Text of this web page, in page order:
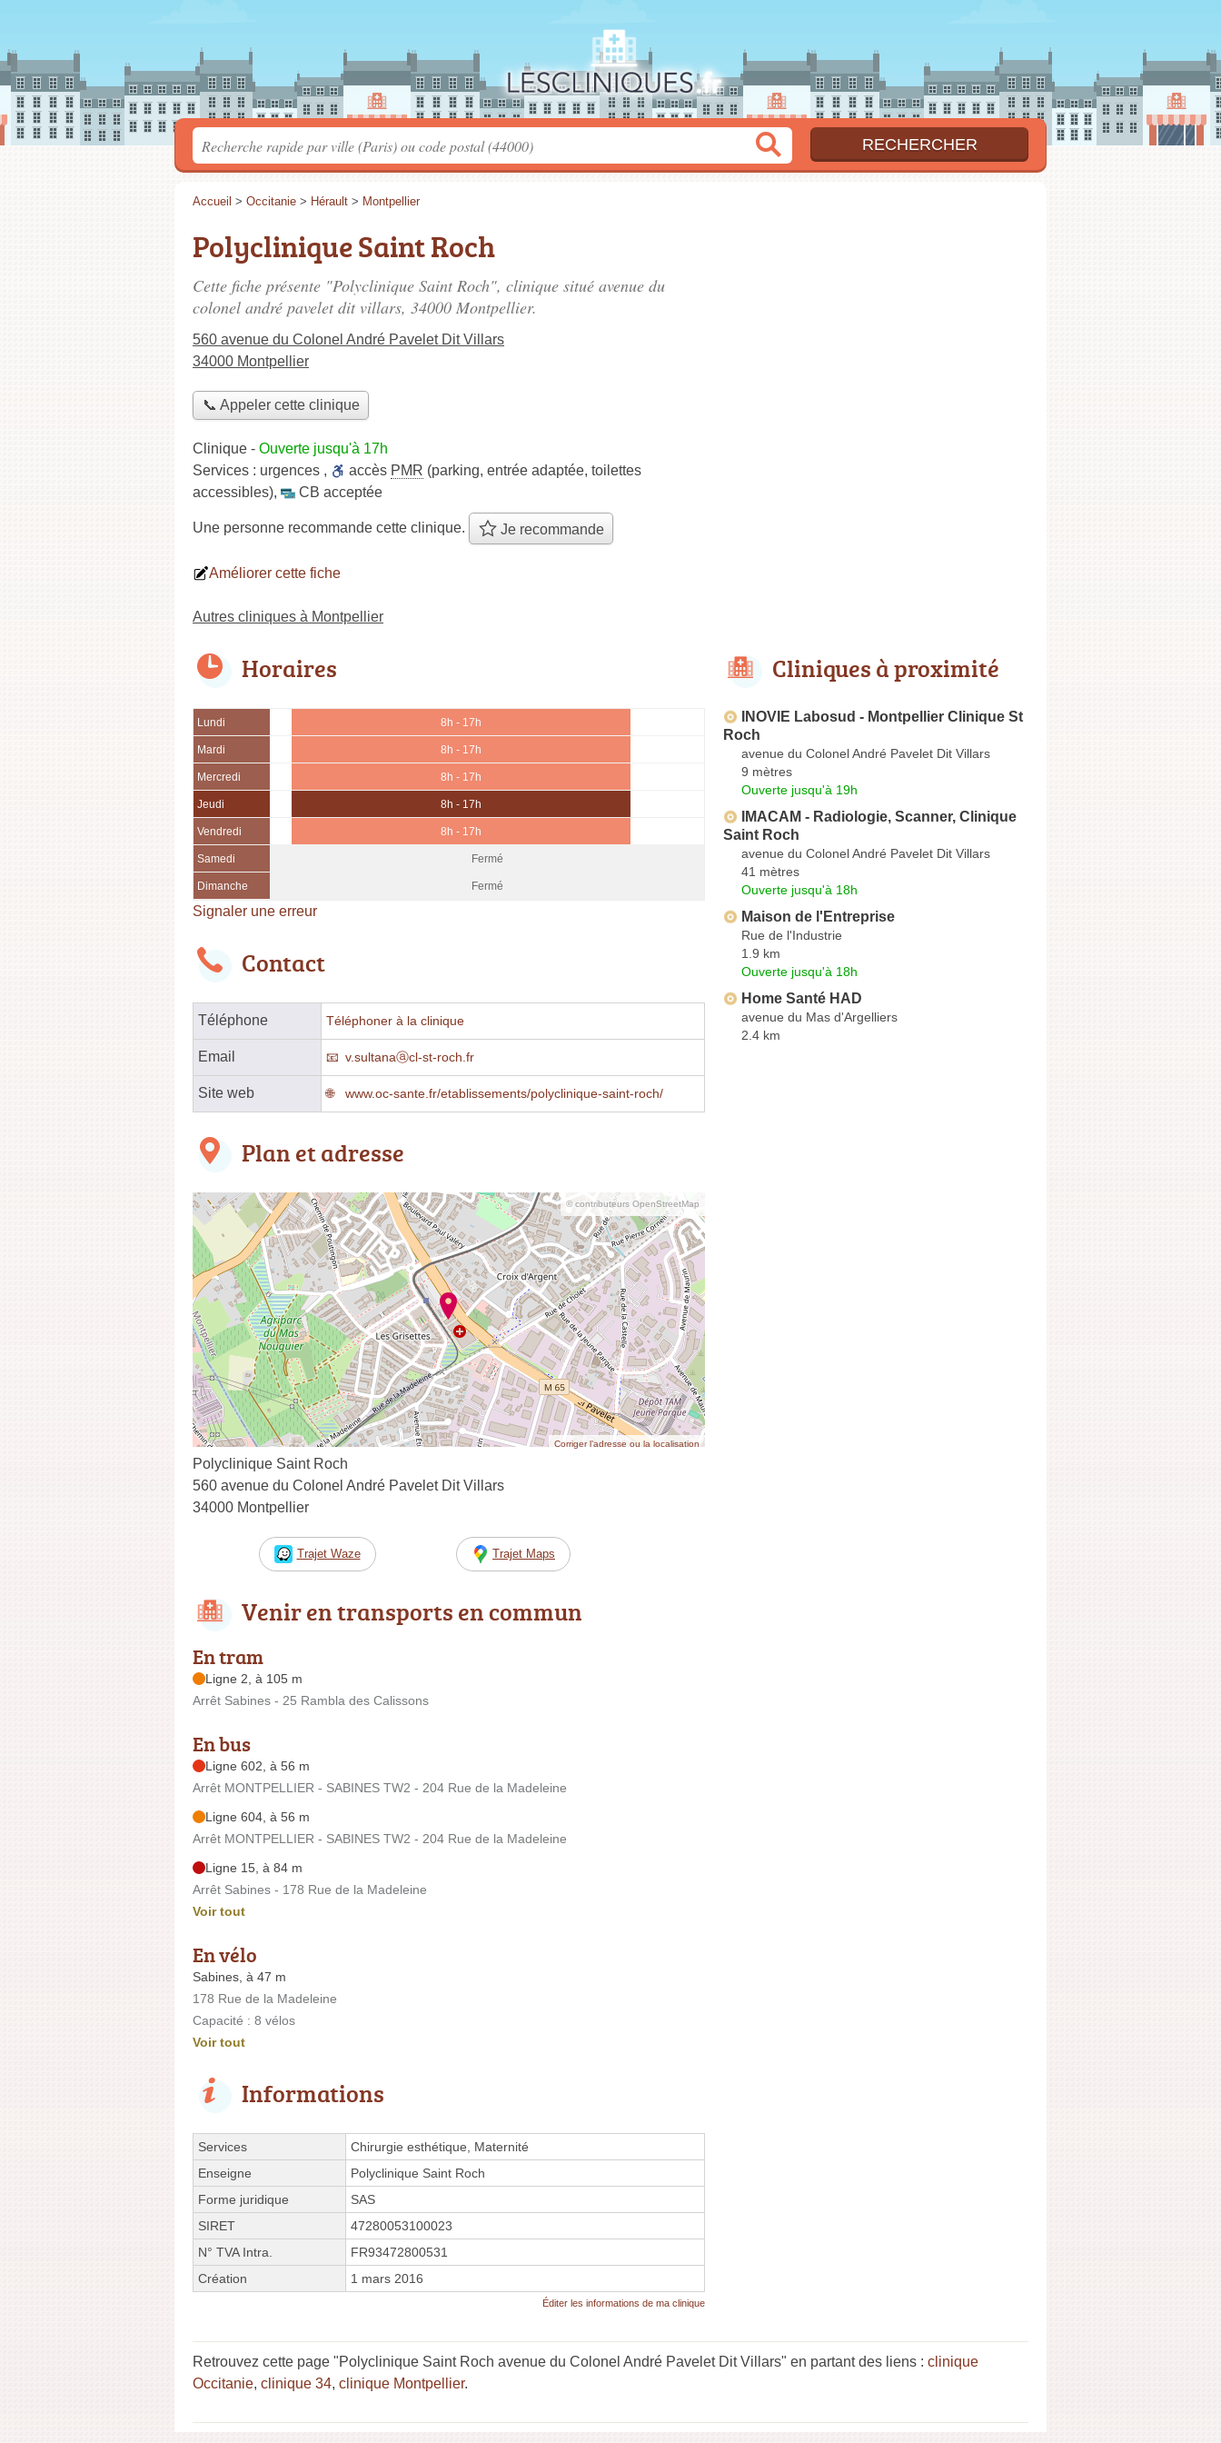
Accueil > Occitanie > Hérault > Montpellier
Polyclinique Saint Roch
Cette fiche présente "Polyclinique Saint Roch", clinique situé avenue du
colonel andré pavelet dit villars, 34000 Montpellier.
560 avenue du Colonel André Pavelet Dit Villars
34000 Montpellier
📞 Appeler cette clinique
Clinique - Ouverte jusqu'à 17h
Services : urgences , accès PMR (parking, entrée adaptée, toilettes
accessibles), CB acceptée
Une personne recommande cette clinique. Je recommande
Améliorer cette fiche
Autres cliniques à Montpellier
Horaires
Lundi 8h - 17h
Mardi 8h - 17h
Mercredi 8h - 17h
Jeudi 8h - 17h
Vendredi 8h - 17h
Samedi Fermé
Dimanche Fermé
Signaler une erreur
Contact
Téléphone Téléphoner à la clinique
Email v.sultanaⓐcl-st-roch.fr
Site web www.oc-sante.fr/etablissements/polyclinique-saint-roch/
Plan et adresse
© contributeurs OpenStreetMap
Corriger l’adresse ou la localisation
Polyclinique Saint Roch
560 avenue du Colonel André Pavelet Dit Villars
34000 Montpellier
Trajet Waze Trajet Maps
Venir en transports en commun
En tram
Ligne 2, à 105 m
Arrêt Sabines - 25 Rambla des Calissons
En bus
Ligne 602, à 56 m
Arrêt MONTPELLIER - SABINES TW2 - 204 Rue de la Madeleine
Ligne 604, à 56 m
Arrêt MONTPELLIER - SABINES TW2 - 204 Rue de la Madeleine
Ligne 15, à 84 m
Arrêt Sabines - 178 Rue de la Madeleine
Voir tout
En vélo
Sabines, à 47 m
178 Rue de la Madeleine
Capacité : 8 vélos
Voir tout
Informations
Services
Chirurgie esthétique, Maternité
Enseigne
Polyclinique Saint Roch
Forme juridique
SAS
SIRET
47280053100023
N° TVA Intra.
FR93472800531
Création
1 mars 2016
Éditer les informations de ma clinique
Cliniques à proximité
INOVIE Labosud - Montpellier Clinique St
Roch
avenue du Colonel André Pavelet Dit Villars
9 mètres
Ouverte jusqu'à 19h
IMACAM - Radiologie, Scanner, Clinique
Saint Roch
avenue du Colonel André Pavelet Dit Villars
41 mètres
Ouverte jusqu'à 18h
Maison de l'Entreprise
Rue de l'Industrie
1.9 km
Ouverte jusqu'à 18h
Home Santé HAD
avenue du Mas d'Argelliers
2.4 km
Retrouvez cette page "Polyclinique Saint Roch avenue du Colonel André Pavelet Dit Villars" en partant des liens : clinique
Occitanie, clinique 34, clinique Montpellier.